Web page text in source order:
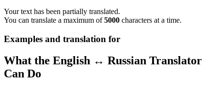
Your text has been partially translated.
You can translate a maximum of5000 characters at a time.
Examples and translation for
What the English ↔ Russian Translator
Can Do